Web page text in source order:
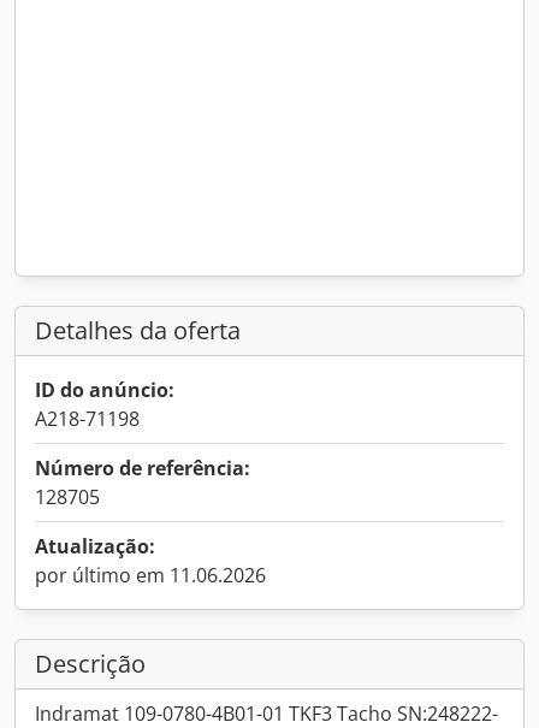
Detalhes da oferta
ID do anúncio:
A218-71198
Número de referência:
128705
Atualização:
por último em 11.06.2026
Descrição
Indramat 109-0780-4B01-01 TKF3 Tacho SN:248222-